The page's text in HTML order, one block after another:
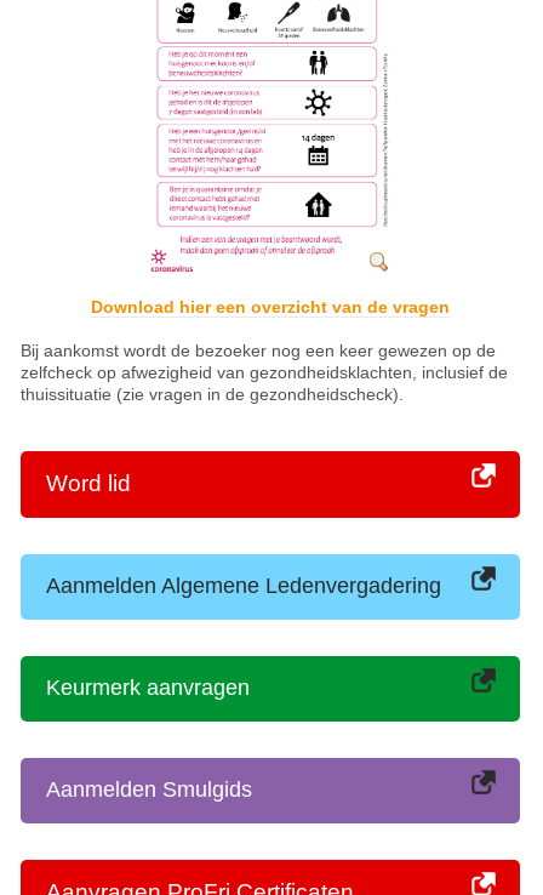
Download hier een overzicht van de vragen
Bij aankomst wordt de bezoeker nog een keer gewezen op de
zelfcheck op afwezigheid van gezondheidsklachten, inclusief de
thuissituatie (zie vragen in de gezondheidscheck).
Word lid
Aanmelden Algemene Ledenvergadering
Keurmerk aanvragen
Aanmelden Smulgids